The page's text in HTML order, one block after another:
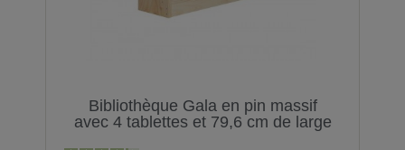
Bibliothèque Gala en pin massif
avec 4 tablettes et 79,6 cm de large